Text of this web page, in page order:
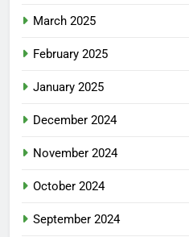
March 2025
February 2025
January 2025
December 2024
November 2024
October 2024
September 2024